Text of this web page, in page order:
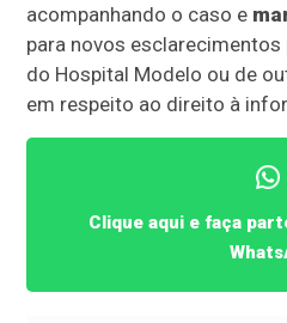
acompanhando o caso e
para novos
do Hospital Modelo ou de
em respeito ao direito à
Clique aqui e faça